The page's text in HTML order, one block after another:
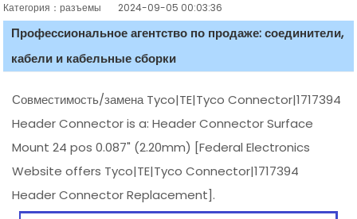
Категория：разъемы 2024-09-05 00:03:36
Профессиональное агентство по продаже: соединители,
кабели и кабельные сборки
Совместимость/замена Tyco|TE|Tyco Connector|1717394
Header Connector is a: Header Connector Surface
Mount 24 pos 0.087" (2.20mm) [Federal Electronics
Website offers Tyco|TE|Tyco Connector|1717394
Header Connector Replacement].